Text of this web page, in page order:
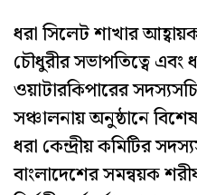
ধরা সিলেট শাখার
চৌধুরীর সভাপতিত্বে এবং
ওয়াটারকিপারের
সঞ্চালনায় অনুষ্ঠানে
ধরা কেন্দ্রীয় কমিটির
বাংলাদেশের সমন্বয়ক